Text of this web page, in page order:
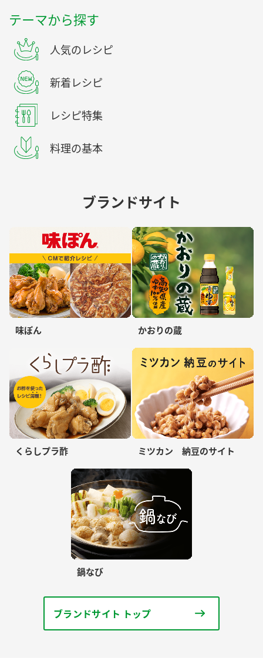
テーマから探す
人気のレシピ
新着レシピ
レシピ特集
料理の基本
ブランドサイト
味ぽん かおりの蔵
くらしプラ酢 ミツカン 納豆のサイト
鍋なび
ブランドサイト トップ